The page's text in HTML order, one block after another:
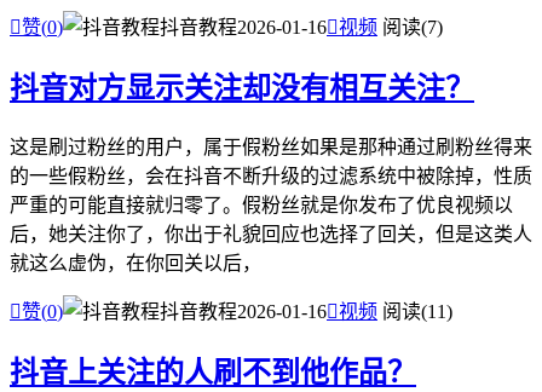
赞(0) 抖音教程2026-01-16视频 阅读(7)
抖音对方显示关注却没有相互关注？
这是刷过粉丝的用户，属于假粉丝如果是那种通过刷粉丝得来
的一些假粉丝，会在抖音不断升级的过滤系统中被除掉，性质
严重的可能直接就归零了。假粉丝就是你发布了优良视频以
后，她关注你了，你出于礼貌回应也选择了回关，但是这类人
就这么虚伪，在你回关以后，
赞(0) 抖音教程2026-01-16视频 阅读(11)
抖音上关注的人刷不到他作品？